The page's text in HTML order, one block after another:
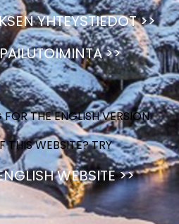
YHTEYSTIEDOT >>
>>
THE ENGLISH VERSION
THIS WEBSITE? TRY
WEBSITE >>